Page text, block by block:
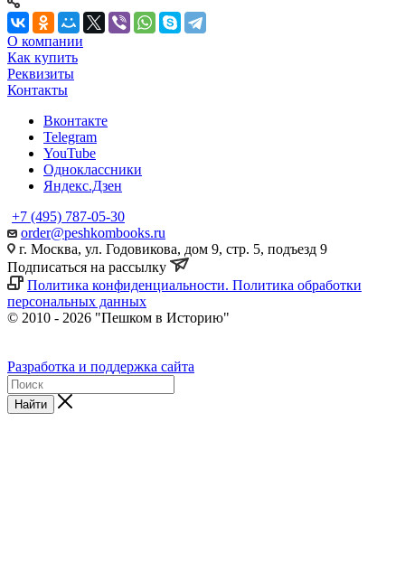
О компании
Как купить
Реквизиты
Контакты
Вконтакте
Telegram
YouTube
Одноклассники
Яндекс.Дзен
+7 (495) 787-05-30
order@peshkombooks.ru
г. Москва, ул. Годовикова, дом 9, стр. 5, подъезд 9
Подписаться на рассылку
Политика конфиденциальности. Политика обработки
персональных данных
© 2010 - 2026 "Пешком в Историю"
Разработка и поддержка сайта
Найти